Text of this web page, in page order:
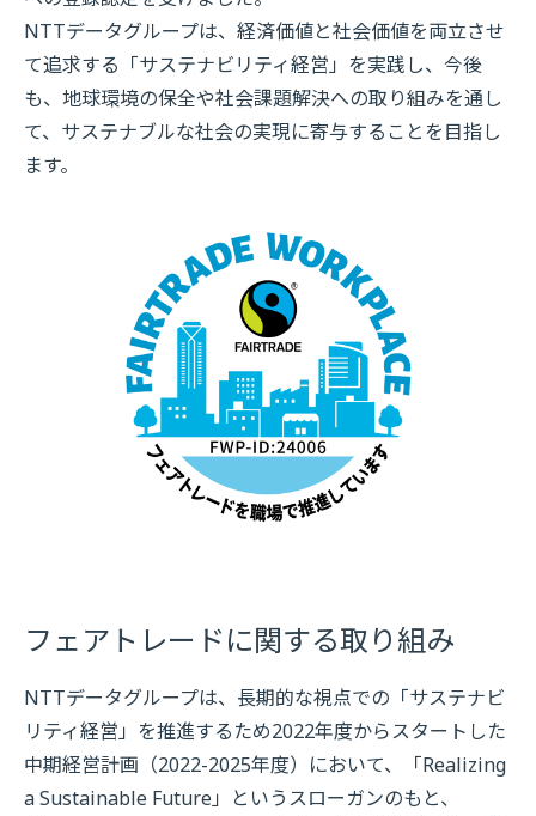
NTTデータグループは、経済価値と社会価値を両立させ
て追求する「サステナビリティ経営」を実践し、今後
も、地球環境の保全や社会課題解決への取り組みを通し
て、サステナブルな社会の実現に寄与することを目指し
ます。
フェアトレードに関する取り組み
NTTデータグループは、長期的な視点での「サステナビ
リティ経営」を推進するため2022年度からスタートした
中期経営計画（2022-2025年度）において、「Realizing
a Sustainable Future」というスローガンのもと、